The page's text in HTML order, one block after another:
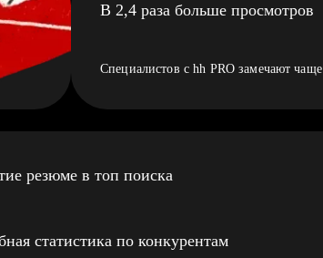
В 2,4 раза больше просмотров
Специалистов с hh PRO замечают чаще
резюме в топ поиска
статистика по конкурентам